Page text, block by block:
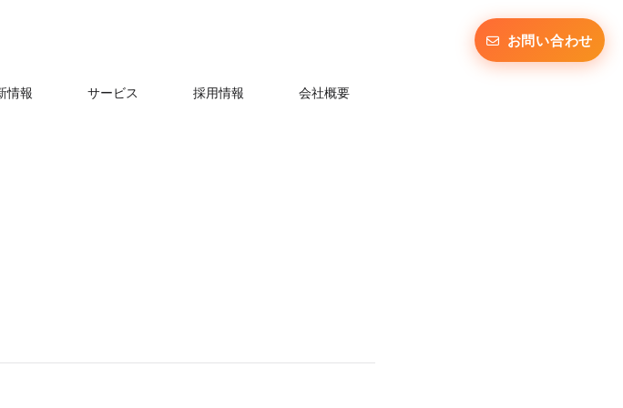
お問い合わせ
情報 サービス 採用情報 会社概要